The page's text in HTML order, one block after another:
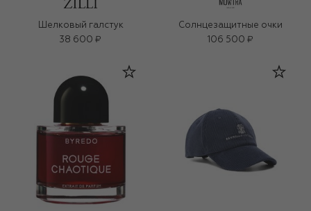
Шелковый галстук
38 600 ₽
Солнцезащитные очки
106 500 ₽